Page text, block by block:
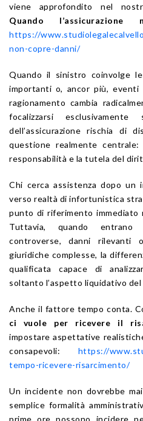
viene approfondito nel
Quando
https://
non-copre-danni/
Quando il sinistro coinvolge
importanti o, ancor più,
ragionamento cambia
focalizzarsi
dell’assicurazione rischia di
questione realmente
responsabilità e la tutela del
Chi cerca assistenza dopo un
verso realtà di infortunistica
punto di riferimento immediato
Tuttavia, quando entrano
controverse, danni rilevanti
giuridiche complesse, la
qualificata capace di
soltanto l’aspetto liquidativo
Anche il fattore tempo conta.
ci vuole per ricevere il
impostare aspettative
consapevoli: https://
tempo-ricevere-risarcimento/
Un incidente non dovrebbe
semplice formalità
prime ore possono incidere